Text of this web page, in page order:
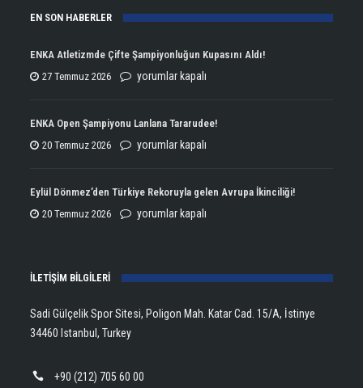
EN SON HABERLER
ENKA Atletizmde Çifte Şampiyonluğun Kupasını Aldı!
27 Temmuz 2026
ENKA
Çifte
Şampiyonluğun
yorumlar kapalı
ENKA Open Şampiyonu Lanlana Tararudee!
20 Temmuz 2026
ENKA
Şampiyonu
Lanlana
yorumlar kapalı
Eylül Dönmez’den Türkiye Rekoruyla gelen Avrupa İkinciliği!
20 Temmuz 2026
Eylül
Rekoruyla
Avrupa
yorumlar kapalı
İLETİŞİM BİLGİLERİ
Sadi Gülçelik Spor Sitesi, Poligon Mah. Katar Cad. 15/A, İstinye
34460 Istanbul, Turkey
+90 (212) 705 60 00